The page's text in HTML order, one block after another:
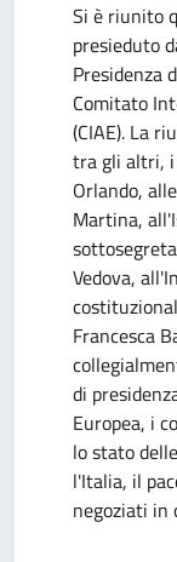
Si è riunito
presieduto
Presidenza
Comitato
(CIAE). La
tra gli altri,
Orlando,
Martina,
Vedova,
Francesca
di
Europea, i
lo stato
l'Italia, il
negoziati in